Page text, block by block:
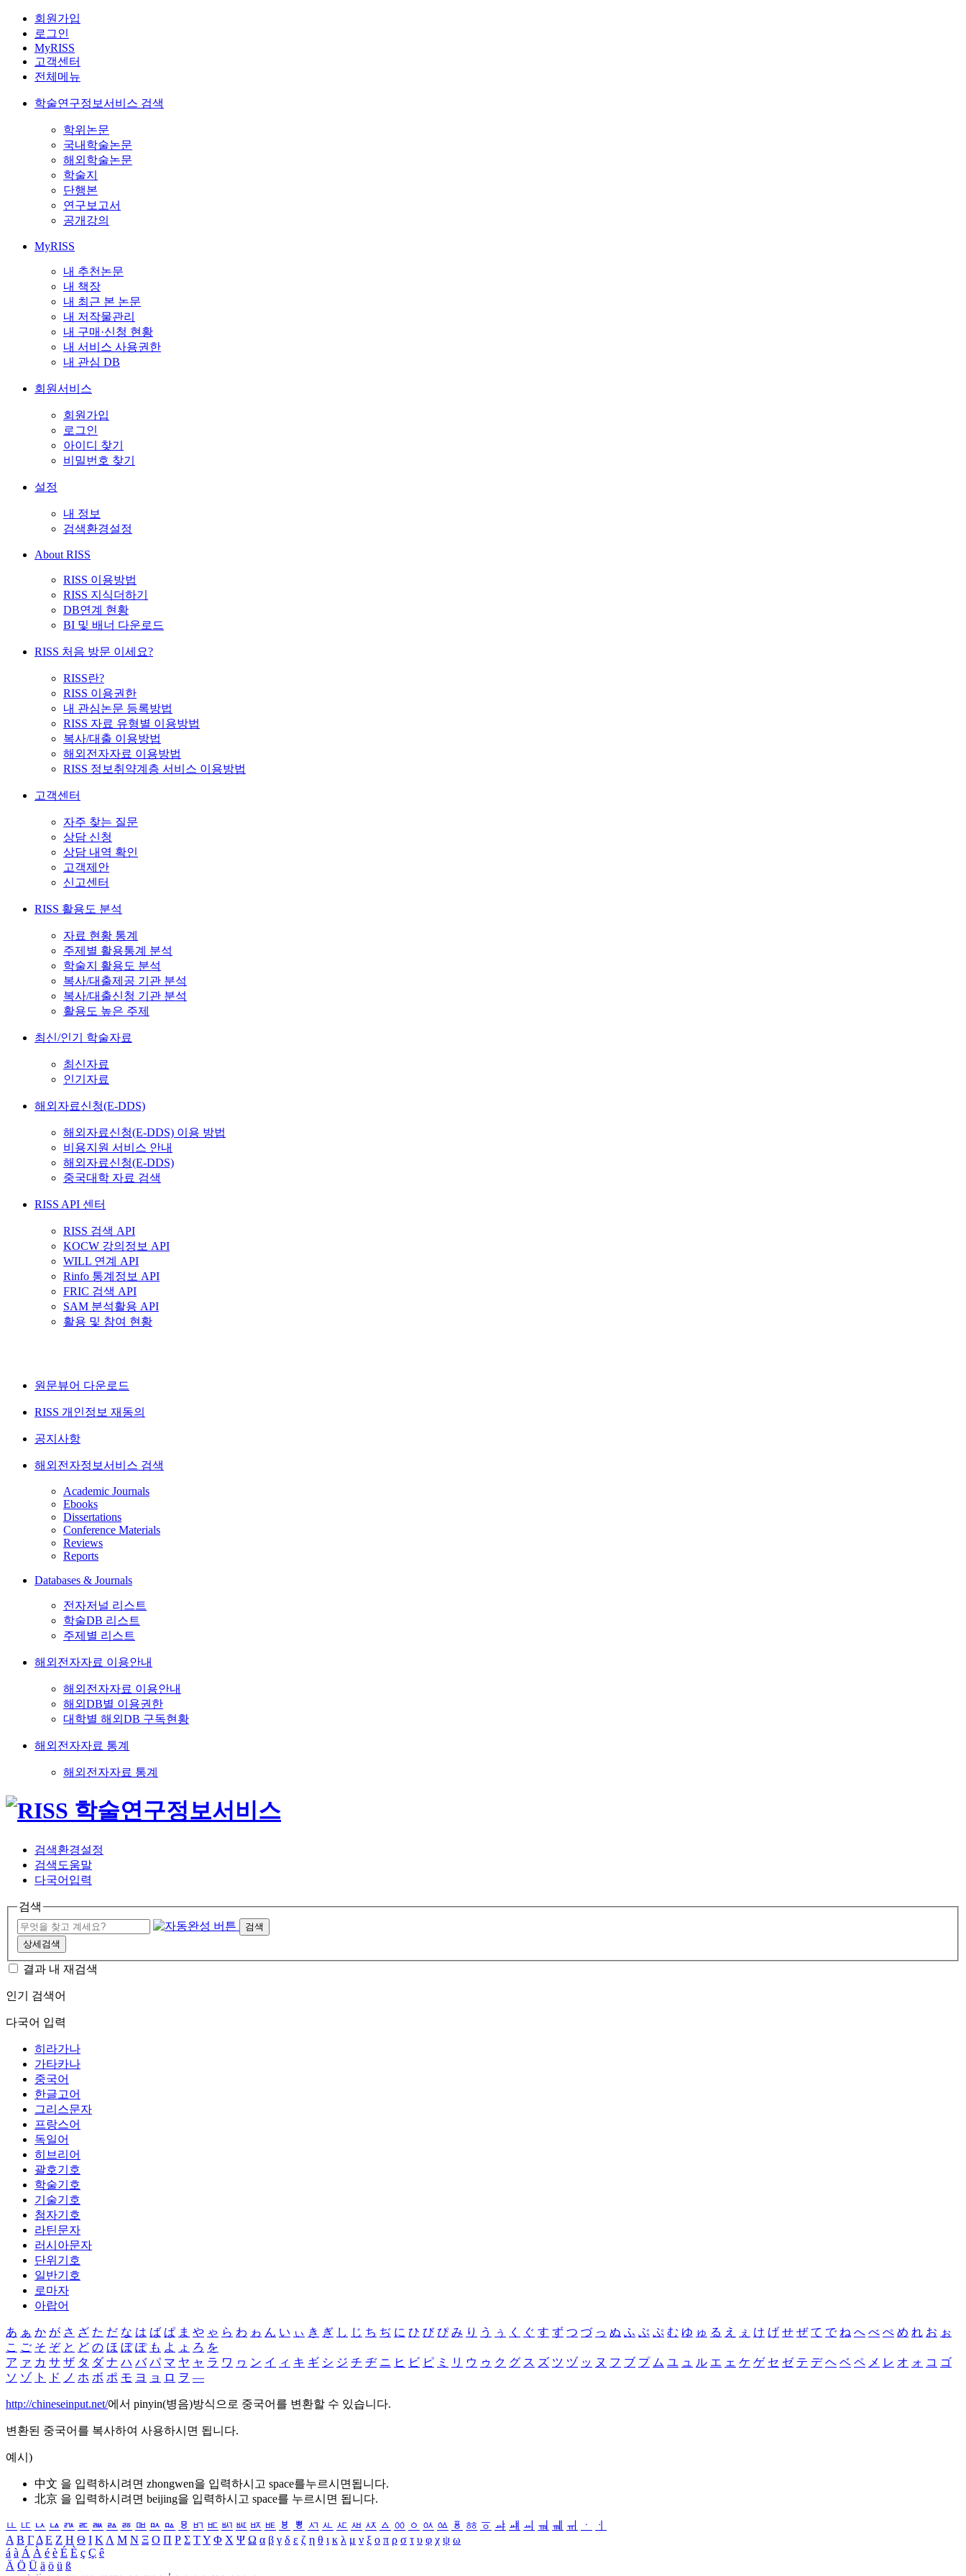
회원가입
로그인
MyRISS
고객센터
전체메뉴
학술연구정보서비스 검색
학위논문
국내학술논문
해외학술논문
학술지
단행본
연구보고서
공개강의
MyRISS
내 추천논문
내 책장
내 최근 본 논문
내 저작물관리
내 구매·신청 현황
내 서비스 사용권한
내 관심 DB
회원서비스
회원가입
로그인
아이디 찾기
비밀번호 찾기
설정
내 정보
검색환경설정
About RISS
RISS 이용방법
RISS 지식더하기
DB연계 현황
BI 및 배너 다운로드
RISS 처음 방문 이세요?
RISS란?
RISS 이용권한
내 관심논문 등록방법
RISS 자료 유형별 이용방법
복사/대출 이용방법
해외전자자료 이용방법
RISS 정보취약계층 서비스 이용방법
고객센터
자주 찾는 질문
상담 신청
상담 내역 확인
고객제안
신고센터
RISS 활용도 분석
자료 현황 통계
주제별 활용통계 분석
학술지 활용도 분석
복사/대출제공 기관 분석
복사/대출신청 기관 분석
활용도 높은 주제
최신/인기 학술자료
최신자료
인기자료
해외자료신청(E-DDS)
해외자료신청(E-DDS) 이용 방법
비용지원 서비스 안내
해외자료신청(E-DDS)
중국대학 자료 검색
RISS API 센터
RISS 검색 API
KOCW 강의정보 API
WILL 연계 API
Rinfo 통계정보 API
FRIC 검색 API
SAM 분석활용 API
활용 및 참여 현황
원문뷰어 다운로드
RISS 개인정보 재동의
공지사항
해외전자정보서비스 검색
Academic Journals
Ebooks
Dissertations
Conference Materials
Reviews
Reports
Databases & Journals
전자저널 리스트
학술DB 리스트
주제별 리스트
해외전자자료 이용안내
해외전자자료 이용안내
해외DB별 이용권한
대학별 해외DB 구독현황
해외전자자료 통계
해외전자자료 통계
검색환경설정
검색도움말
다국어입력
검색
검색
상세검색
결과 내 재검색
인기 검색어
다국어 입력
히라가나
가타카나
중국어
한글고어
그리스문자
프랑스어
독일어
히브리어
괄호기호
학술기호
기술기호
첨자기호
라틴문자
러시아문자
단위기호
일반기호
로마자
아랍어
あ ぁ か が さ ざ た だ な は ば ぱ ま や ゃ ら わ ゎ ん い ぃ き ぎ し じ ち ぢ に ひ び ぴ み り う ぅ く ぐ す ず つ づ っ ぬ ふ ぶ ぷ む ゆ ゅ る え ぇ け げ せ ぜ て で ね へ べ ぺ め れ お ぉ
こ ご そ ぞ と ど の ほ ぼ ぽ も よ ょ ろ を
ア ァ カ サ ザ タ ダ ナ ハ バ パ マ ヤ ャ ラ ワ ヮ ン イ ィ キ ギ シ ジ チ ヂ ニ ヒ ビ ピ ミ リ ウ ゥ ク グ ス ズ ツ ヅ ッ ヌ フ ブ プ ム ユ ュ ル エ ェ ケ ゲ セ ゼ テ デ ヘ ベ ペ メ レ オ ォ コ ゴ
ソ ゾ ト ド ノ ホ ボ ポ モ ヨ ョ ロ ヲ ―
http://chineseinput.net/에서 pinyin(병음)방식으로 중국어를 변환할 수 있습니다.
변환된 중국어를 복사하여 사용하시면 됩니다.
예시)
中文 을 입력하시려면 zhongwen을 입력하시고 space를누르시면됩니다.
北京 을 입력하시려면 beijing을 입력하시고 space를 누르시면 됩니다.
ㅥ ㅦ ㅧ ㅨ ㅩ ㅪ ㅫ ㅬ ㅭ ㅮ ㅯ ㅰ ㅱ ㅲ ㅳ ㅴ ㅵ ㅶ ㅷ ㅸ ㅹ ㅺ ㅻ ㅼ ㅽ ㅾ ㅿ ㆀ ㆁ ㆂ ㆃ ㆄ ㆅ ㆆ ㆇ ㆈ ㆉ ㆊ ㆋ ㆌ ㆍ
ㆎ
Α Β ΓΔ Ε Ζ Η Θ Ι ΚΛ Μ Ν Ξ Ο Π Ρ Σ ΤΥ Φ Χ Ψ Ω α β γ δ ε ζ η θ ι κ λ μ ν ξ ο π ρ σ τ υ φ χ ψ ω
á à Á À é è É È ç Ç ê
Ä Ö Ü ä ö ü ß